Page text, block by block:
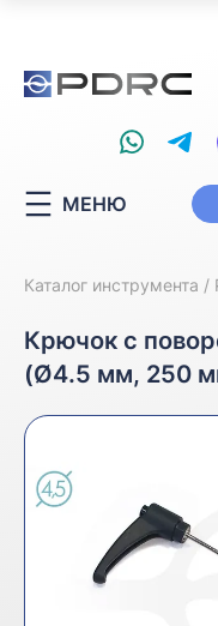
МЕНЮ
Каталог инструмента
Крючок с
(Ø4.5 мм, 250